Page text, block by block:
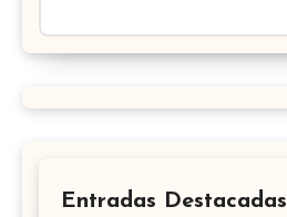
Entradas Destacadas